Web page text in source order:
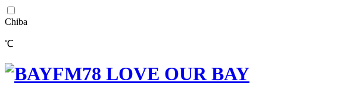
Chiba
℃